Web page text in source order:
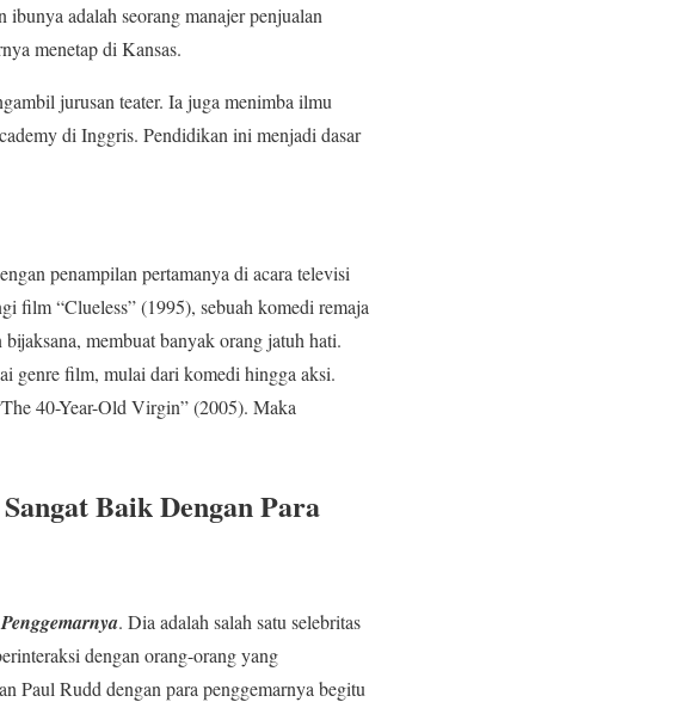
ibunya adalah seorang manajer penjualan
menetap di Kansas.
jurusan teater. Ia juga menimba ilmu
di Inggris. Pendidikan ini menjadi dasar
penampilan pertamanya di acara televisi
film “Clueless” (1995), sebuah komedi remaja
membuat banyak orang jatuh hati.
genre film, mulai dari komedi hingga aksi.
40-Year-Old Virgin” (2005). Maka
Baik Dengan Para
. Dia adalah salah satu selebritas
dengan orang-orang yang
Paul Rudd dengan para penggemarnya begitu